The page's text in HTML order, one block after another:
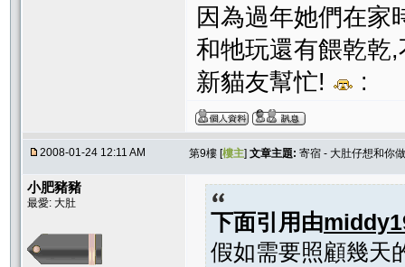
因為過年她們在家
和牠玩還有餵乾乾
新貓友幫忙!
:
2008-01-24 12:11 AM 第9樓 [樓主] 文章主題: 寄宿 - 大肚仔想和你
小肥豬豬
最愛: 大肚
下面引用由
假如需要照顧幾天